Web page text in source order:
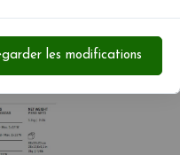
les modifications
plus